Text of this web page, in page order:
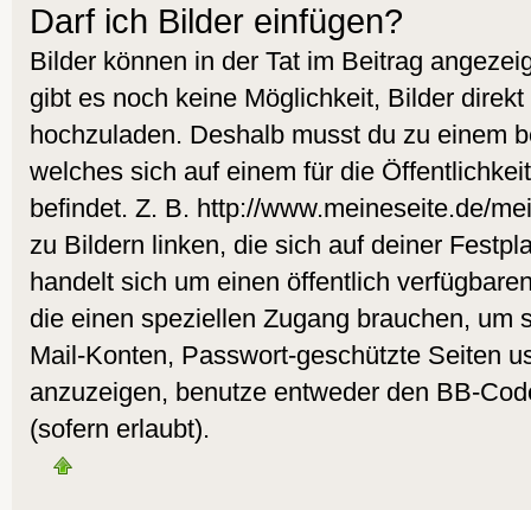
Darf ich Bilder einfügen?
Bilder können in der Tat im Beitrag
gibt es noch keine Möglichkeit, Bilder
hochzuladen. Deshalb musst du zu einem
welches sich auf einem für die
befindet. Z. B. http://www.meineseite.de/
zu Bildern linken, die sich auf deiner
handelt sich um einen öffentlich
die einen speziellen Zugang brauchen, um
Mail-Konten, Passwort-geschützte Seiten
anzuzeigen, benutze entweder den BB-
(sofern erlaubt).